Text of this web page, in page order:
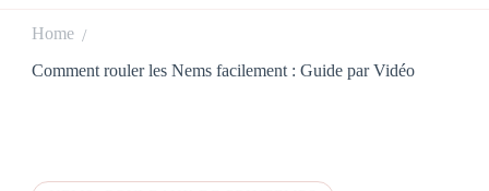
Home /
Comment rouler les Nems facilement : Guide par Vidéo